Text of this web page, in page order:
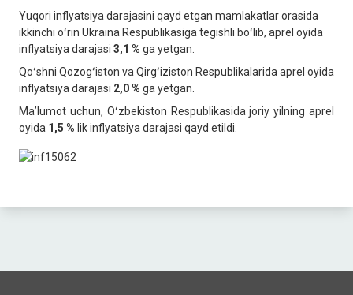
Yuqori inflyatsiya darajasini qayd etgan mamlakatlar orasida
ikkinchi oʻrin Ukraina Respublikasiga tegishli boʻlib, aprel oyida
inflyatsiya darajasi 3,1 % ga yetgan.
Qoʻshni Qozogʻiston va Qirgʻiziston Respublikalarida aprel oyida
inflyatsiya darajasi 2,0 % ga yetgan.
Maʼlumot uchun, Oʻzbekiston Respublikasida joriy yilning aprel
oyida 1,5 % lik inflyatsiya darajasi qayd etildi.